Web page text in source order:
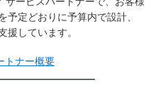
定どおりに予算内で設計、
援しています。
トナー概要